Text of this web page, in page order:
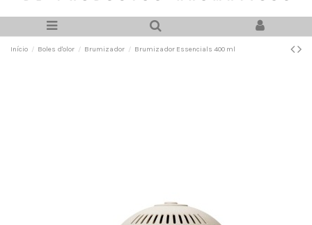
Início Boles d'olor Brumizador Brumizador Essencials 400 ml